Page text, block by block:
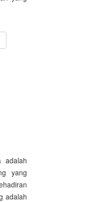
adalah
yang
adalah